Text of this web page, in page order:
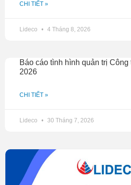
CHI TIẾT »
Lideco 4 Tháng 8, 2026
Báo cáo tình hình quản trị
2026
CHI TIẾT »
Lideco 30 Tháng 7, 2026